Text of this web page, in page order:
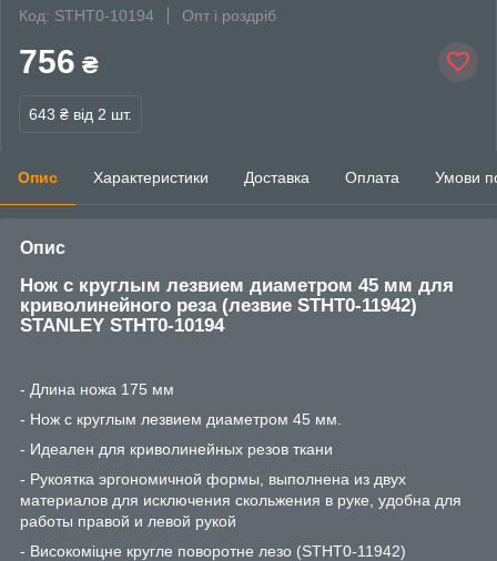
Код: STHT0-10194
Опт і роздріб
756 ₴
643 ₴ від 2 шт.
Опис Характеристики Доставка Оплата Умови
Опис
Нож с круглым лезвием диаметром 45 мм для
криволинейного реза (лезвие STHT0-11942)
STANLEY STHT0-10194
- Длина ножа 175 мм
- Нож с круглым лезвием диаметром 45 мм.
- Идеален для криволинейных резов ткани
- Рукоятка эргономичной формы, выполнена из двух
материалов для исключения скольжения в руке, удобна для
работы правой и левой рукой
- Високоміцне кругле поворотне лезо (STHT0-11942)